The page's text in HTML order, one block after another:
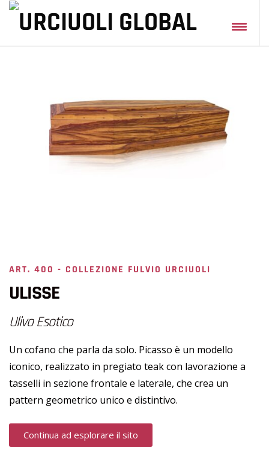
ART. 400 - COLLEZIONE FULVIO URCIUOLI
ULISSE
Ulivo Esotico
Un cofano che parla da solo. Picasso è un modello
iconico, realizzato in pregiato teak con lavorazione a
tasselli in sezione frontale e laterale, che crea un
pattern geometrico unico e distintivo.
Continua ad esplorare il sito